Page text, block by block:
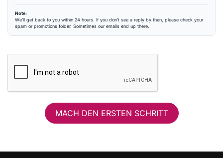
Note:
We’ll get back to you within 24 hours. If you don’t see a reply by then, please check your
spam or promotions folder. Sometimes our emails end up there.
MACH DEN ERSTEN SCHRITT